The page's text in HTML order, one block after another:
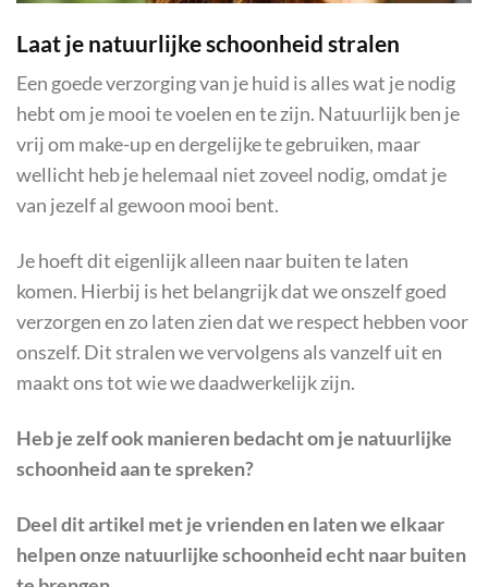
Laat je natuurlijke schoonheid stralen
Een goede verzorging van je huid is alles wat je nodig
hebt om je mooi te voelen en te zijn. Natuurlijk ben je
vrij om make-up en dergelijke te gebruiken, maar
wellicht heb je helemaal niet zoveel nodig, omdat je
van jezelf al gewoon mooi bent.
Je hoeft dit eigenlijk alleen naar buiten te laten
komen. Hierbij is het belangrijk dat we onszelf goed
verzorgen en zo laten zien dat we respect hebben voor
onszelf. Dit stralen we vervolgens als vanzelf uit en
maakt ons tot wie we daadwerkelijk zijn.
Heb je zelf ook manieren bedacht om je natuurlijke
schoonheid aan te spreken?
Deel dit artikel met je vrienden en laten we elkaar
helpen onze natuurlijke schoonheid echt naar buiten